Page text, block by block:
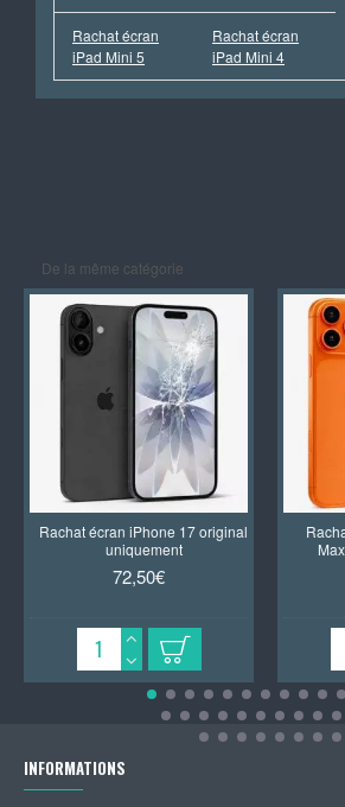
Rachat écran
iPad Mini 5
Rachat écran
iPad Mini 4
De la même catégorie
Rachat écran iPhone 17 original
uniquement
72,50€
INFORMATIONS